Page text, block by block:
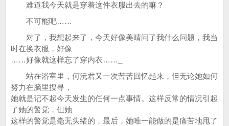
难道我今天就是穿着这件衣服出去的嘛？
不可能吧……
对了，我想起来了，今天好像美晴问了我什么问题，我当
时在换衣服，好像
……好像就这样忘了穿内衣……_
站在浴室里，何沅君又一次苦苦回忆起来，但无论她如何
努力在脑里搜寻，
她就是记不起今天发生的任何一点事情。这样反常的情况引起
了她的警觉，但她
这样的警觉是毫无头绪的，最后，她唯一能做的是痛苦地甩了